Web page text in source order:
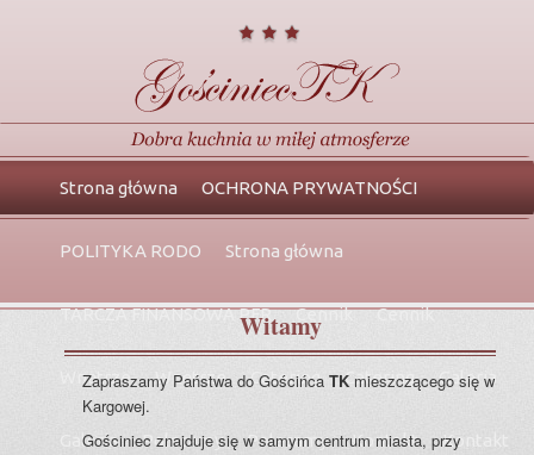
Główne
menu
Przeskocz
do
tekstu
Przeskocz
do
widgetów
Strona główna OCHRONA PRYWATNOŚCI
POLITYKA RODO Strona główna
TARCZA FINANSOWA PFR Cennik Cennik
Wnętrze Wnętrze Catering Catering Galeria
Galeria Polecamy Polecamy Kontakt Kontakt
Witamy
Zapraszamy Państwa do GościńcaTKmieszczącego się w
Kargowej.
Gościniec znajduje się w samym centrum miasta, przy